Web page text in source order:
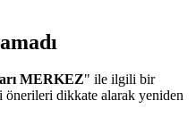
MERKEZ" ile ilgili bir
önerileri dikkate alarak yeniden